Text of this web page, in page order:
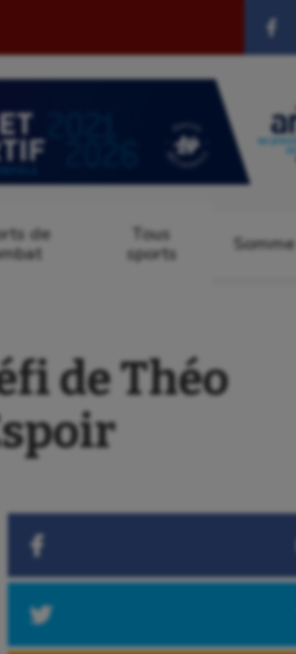
de
Tous
sports
Somme
de Théo